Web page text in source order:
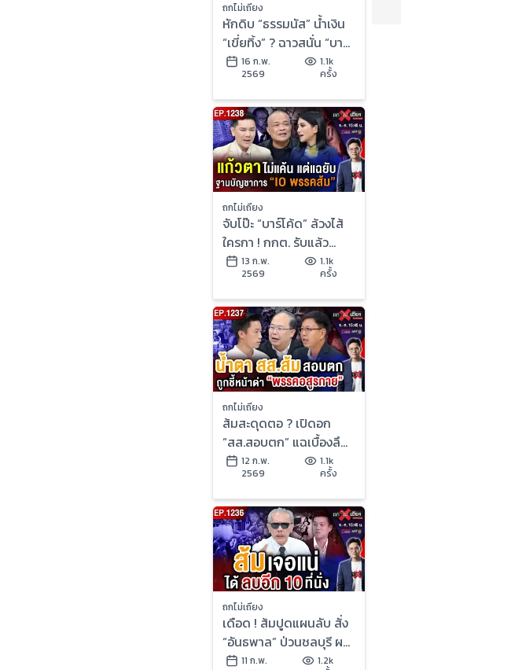
ถกไม่เถียง
หักดิบ “ธรรมนัส” น้ำเงิน
“เขี่ยทิ้ง” ? ฉาวสนั่น “บาร์
โค้ดเจ้ากรรม” เลือกตั้งส่อ
โมฆะ !
16 ก.พ.
2569
1.1k
ครั้ง
ถกไม่เถียง
จับโป๊ะ “บาร์โค้ด” ล้วงไส้
ใครกา ! กกต. รับแล้ว
“สแกนถึงต้นขั้ว” จับตา
“ส่อโมฆะ” ?
13 ก.พ.
2569
1.1k
ครั้ง
ถกไม่เถียง
ส้มสะดุดตอ ? เปิดอก
“สส.สอบตก” แฉเบื้องลึก
ศึกรวมแก๊ง ชนวน “แพ้ยับ
เยิน” !
12 ก.พ.
2569
1.1k
ครั้ง
ถกไม่เถียง
เดือด ! ส้มปูดแผนลับ สั่ง
“อันธพาล” ป่วนชลบุรี ผงะ
“แดงส่งรหัสลับ” ถึงน้ำเงิน
11 ก.พ.
1.2k